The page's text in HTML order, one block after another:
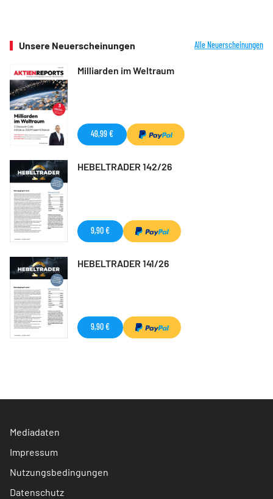
Unsere Neuerscheinungen Alle Neuerscheinungen
Milliarden im Weltraum
49,99 €
HEBELTRADER 142/26
9,90 €
HEBELTRADER 141/26
9,90 €
Mediadaten
Impressum
Nutzungsbedingungen
Datenschutz